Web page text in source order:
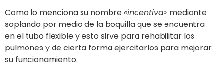
Como lo menciona su nombre «incentiva» mediante
soplando por medio de la boquilla que se encuentra
en el tubo flexible y esto sirve para rehabilitar los
pulmones y de cierta forma ejercitarlos para mejorar
su funcionamiento.